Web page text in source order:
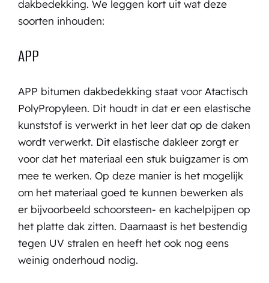
dakbedekking. We leggen kort uit wat deze
soorten inhouden:
APP
APP bitumen dakbedekking staat voor Atactisch
PolyPropyleen. Dit houdt in dat er een elastische
kunststof is verwerkt in het leer dat op de daken
wordt verwerkt. Dit elastische dakleer zorgt er
voor dat het materiaal een stuk buigzamer is om
mee te werken. Op deze manier is het mogelijk
om het materiaal goed te kunnen bewerken als
er bijvoorbeeld schoorsteen- en kachelpijpen op
het platte dak zitten. Daarnaast is het bestendig
tegen UV stralen en heeft het ook nog eens
weinig onderhoud nodig.